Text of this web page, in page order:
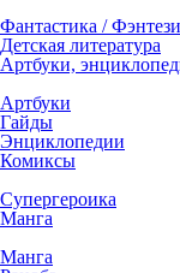
Фантастика / Фэнтези
Детская литература
Артбуки,
Артбуки
Гайды
Энциклопедии
Комиксы
Супергероика
Манга
Манга